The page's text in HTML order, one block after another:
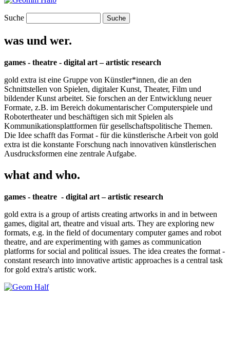
Suche
was und wer.
games - theatre - digital art – artistic research
gold extra ist eine Gruppe von Künstler*innen, die an den
Schnittstellen von Spielen, digitaler Kunst, Theater, Film und
bildender Kunst arbeitet. Sie forschen an der Entwicklung neuer
Formate, z.B. im Bereich dokumentarischer Computerspiele und
Robotertheater und beschäftigen sich mit Spielen als
Kommunikationsplattformen für gesellschaftspolitische Themen.
Die Idee schafft das Format - für die künstlerische Arbeit von gold
extra ist die konstante Forschung nach innovativen künstlerischen
Ausdrucksformen eine zentrale Aufgabe.
what and who.
games - theatre - digital art – artistic research
gold extra is a group of artists creating artworks in and in between
games, digital art, theatre and visual arts. They are exploring new
formats, e.g. in the field of documentary computer games and robot
theatre, and are experimenting with games as communication
platforms for social and political issues. The idea creates the format -
constant research into innovative artistic approaches is a central task
for gold extra's artistic work.